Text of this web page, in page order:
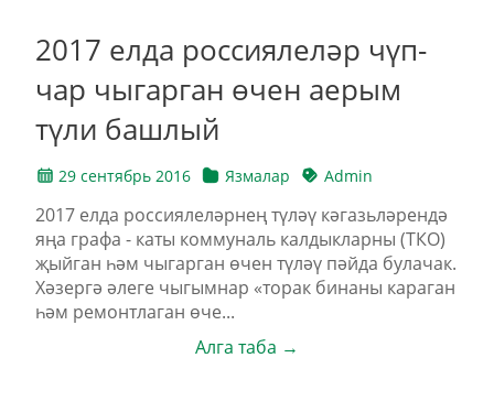
2017 елда россиялеләр чүп-
чар чыгарган өчен аерым
түли башлый
29 сентябрь 2016 Язмалар Admin
2017 елда россиялеләрнең түләү кәгазьләрендә
яңа графа - каты коммуналь калдыкларны (ТКО)
җыйган һәм чыгарган өчен түләү пәйда булачак.
Хәзергә әлеге чыгымнар «торак бинаны караган
һәм ремонтлаган өче...
Алга таба →